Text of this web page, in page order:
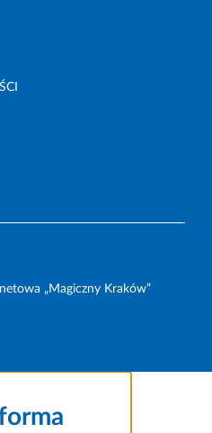
„Magiczny Kraków”